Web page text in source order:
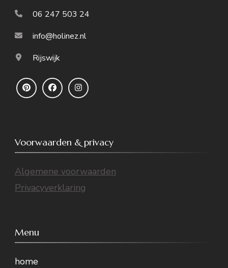
06 247 503 24
info@holinez.nl
Rijswijk
Voorwaarden & privacy
Algemene voorwaarden
Privacyverklaring
Menu
home